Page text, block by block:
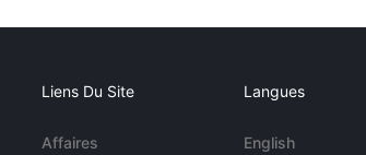
Liens Du Site
Affaires
Langues
English